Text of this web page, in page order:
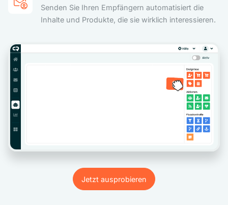
Senden Sie Ihren Empfängern automatisiert die
Inhalte und Produkte, die sie wirklich interessieren.
Jetzt ausprobieren
Jetzt ausprobieren